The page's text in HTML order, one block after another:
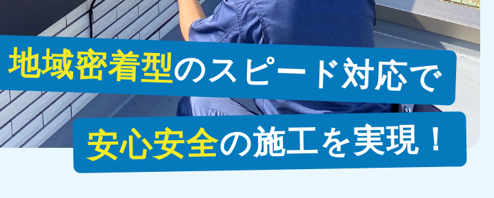
地域密着型のスピード対応で
安心安全の施工を実現！